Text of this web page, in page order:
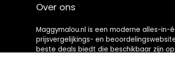
Over ons
Maggymalou.nl is een moderne alles-in-
prijsvergelijkings- en
beste deals biedt die beschikbaar zijn